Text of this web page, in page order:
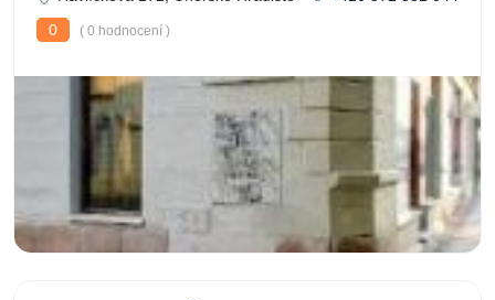
0
( 0 hodnocení )